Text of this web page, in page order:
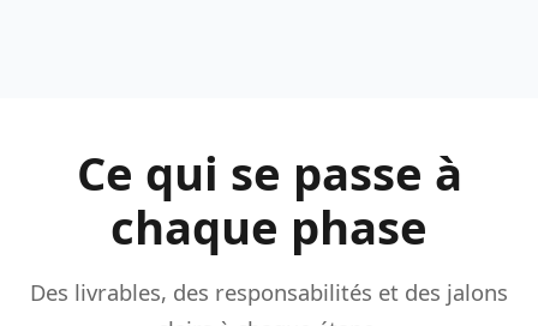
Ce qui se passe à
chaque phase
Des livrables, des responsabilités et des jalons